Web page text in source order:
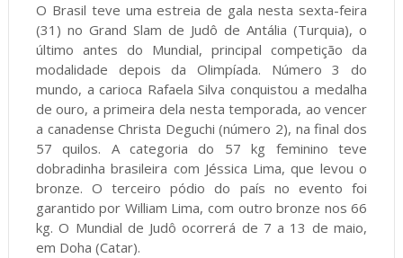
O Brasil teve uma estreia de gala nesta sexta-feira
(31) no Grand Slam de Judô de Antália (Turquia), o
último antes do Mundial, principal competição da
modalidade depois da Olimpíada. Número 3 do
mundo, a carioca Rafaela Silva conquistou a medalha
de ouro, a primeira dela nesta temporada, ao vencer
a canadense Christa Deguchi (número 2), na final dos
57 quilos. A categoria do 57 kg feminino teve
dobradinha brasileira com Jéssica Lima, que levou o
bronze. O terceiro pódio do país no evento foi
garantido por William Lima, com outro bronze nos 66
kg. O Mundial de Judô ocorrerá de 7 a 13 de maio,
em Doha (Catar).